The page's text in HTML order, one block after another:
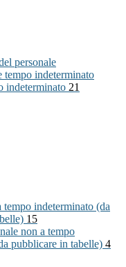
personale
tempo indeterminato
indeterminato 21
tempo indeterminato (da
15
non a tempo
pubblicare in tabelle) 4